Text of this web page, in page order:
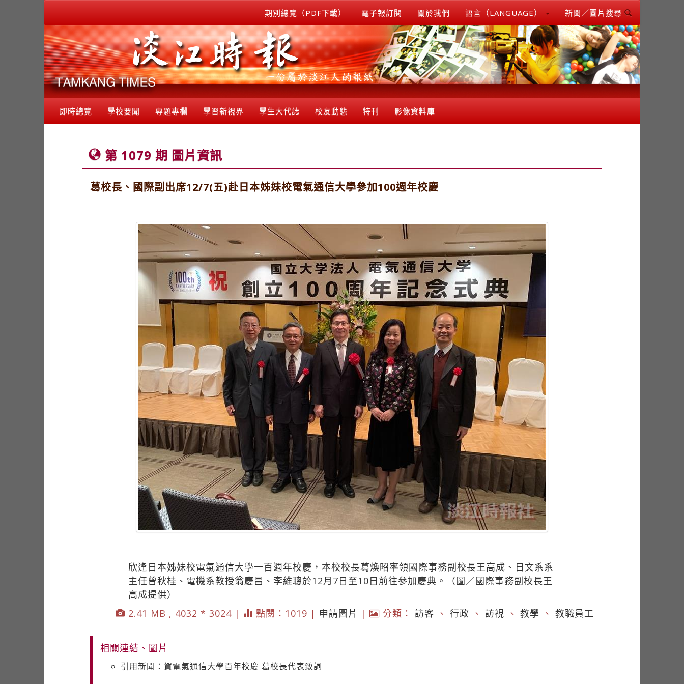
期別總覽（PDF下載） 電子報訂閱 關於我們 語言（LANGUAGE） 新聞／圖片搜尋
即時總覽 學校要聞 專題專欄 學習新視界 學生大代誌 校友動態 特刊 影像資料庫
第 1079 期 圖片資訊
葛校長、國際副出席12/7(五)赴日本姊妹校電氣通信大學參加100週年校慶
欣逢日本姊妹校電氣通信大學一百週年校慶，本校校長葛煥昭率領國際事務副校長王高成、日文系系
主任曾秋桂、電機系教授翁慶昌、李維聰於12月7日至10日前往參加慶典。（圖／國際事務副校長王
高成提供）
2.41 MB , 4032 * 3024 |
點閱：1019 | 申請圖片 | 分類： 訪客 、 行政 、 訪視 、 教學 、 教職員工
相關連結、圖片
引用新聞：賀電氣通信大學百年校慶 葛校長代表致詞